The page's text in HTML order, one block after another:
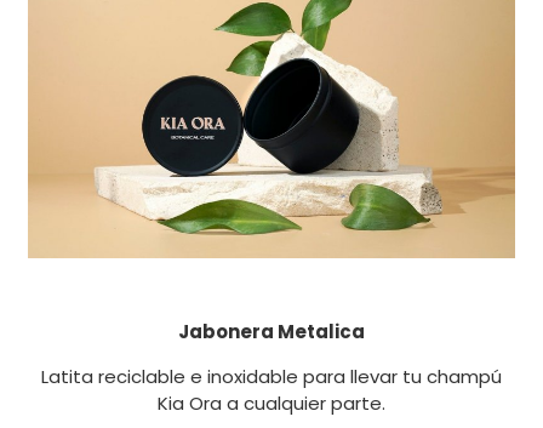
Jabonera Metalica
Latita reciclable e inoxidable para llevar tu champú
Kia Ora a cualquier parte.